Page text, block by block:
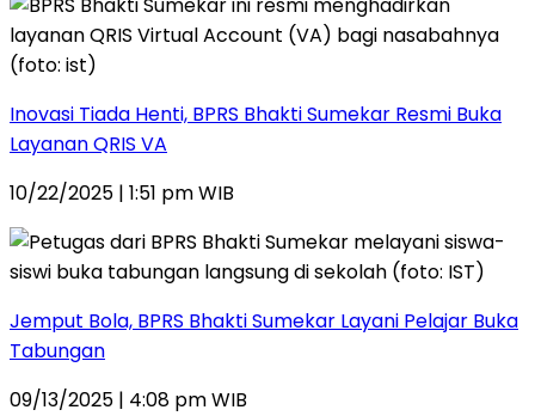
Inovasi Tiada Henti, BPRS Bhakti Sumekar Resmi Buka
Layanan QRIS VA
10/22/2025 | 1:51 pm WIB
Jemput Bola, BPRS Bhakti Sumekar Layani Pelajar Buka
Tabungan
09/13/2025 | 4:08 pm WIB